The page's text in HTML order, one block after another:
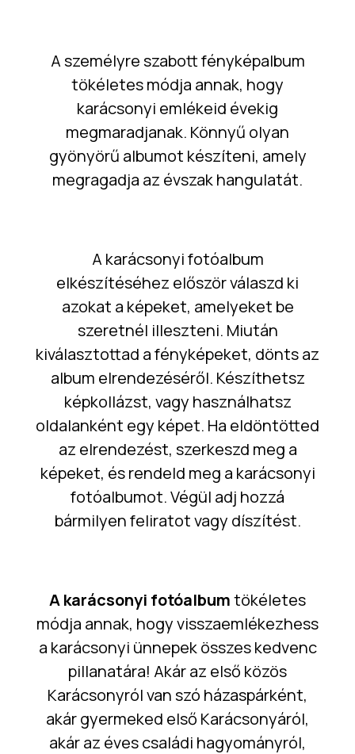
A személyre szabott fényképalbum
tökéletes módja annak, hogy
karácsonyi emlékeid évekig
megmaradjanak. Könnyű olyan
gyönyörű albumot készíteni, amely
megragadja az évszak hangulatát.
A karácsonyi fotóalbum
elkészítéséhez először válaszd ki
azokat a képeket, amelyeket be
szeretnél illeszteni. Miután
kiválasztottad a fényképeket, dönts az
album elrendezéséről. Készíthetsz
képkollázst, vagy használhatsz
oldalanként egy képet. Ha eldöntötted
az elrendezést, szerkeszd meg a
képeket, és rendeld meg a karácsonyi
fotóalbumot. Végül adj hozzá
bármilyen feliratot vagy díszítést.
A karácsonyi fotóalbumtökéletes
módja annak, hogy visszaemlékezhess
a karácsonyi ünnepek összes kedvenc
pillanatára! Akár az első közös
Karácsonyról van szó házaspárként,
akár gyermeked első Karácsonyáról,
akár az éves családi hagyományról,